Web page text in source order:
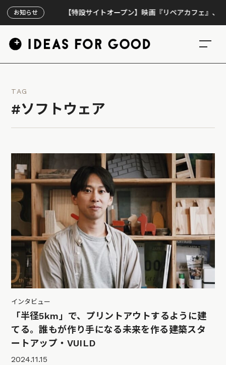
お知らせ【特設サイトオープン】映画『リペアカフェ』、上映300回
TAG
#ソフトウェア
インタビュー
「半径5km」で、プリントアウトするように建
てる。誰もが作り手になる未来を作る建築スタ
ートアップ・VUILD
2024.11.15